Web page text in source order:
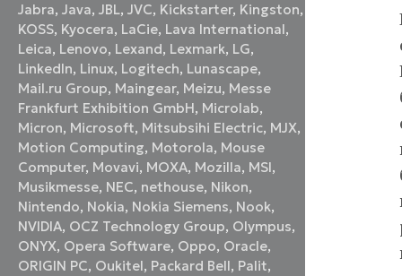
Jabra,Java,JBL,JVC, Kickstarter, Kingston,
KOSS, Kyocera, LaCie, Lava International,
Leica, Lenovo, Lexand, Lexmark, LG,
LinkedIn, Linux, Logitech, Lunascape,
Mail.ru Group, Maingear, Meizu, Messe
Frankfurt Exhibition GmbH, Microlab,
Micron, Microsoft, Mitsubsihi Electric, MJX,
Motion Computing, Motorola, Mouse
Computer, Movavi, MOXA, Mozilla, MSI,
Musikmesse, NEC, nethouse, Nikon,
Nintendo, Nokia, Nokia Siemens, Nook,
NVIDIA, OCZ Technology Group, Olympus,
ONYX, Opera Software, Oppo, Oracle,
ORIGIN PC, Oukitel, Packard Bell, Palit,